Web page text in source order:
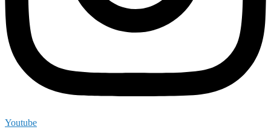
Youtube